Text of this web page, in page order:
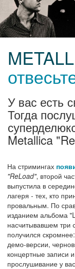
У вас есть
Тогда
Metallica
На стримингах
"ReLoad", второй
выпустила в
лагеря - тех, кто
провальным. По
изданием альбома
насчитывавшем три
получился
демо-версии,
концертные записи
прослушивание у